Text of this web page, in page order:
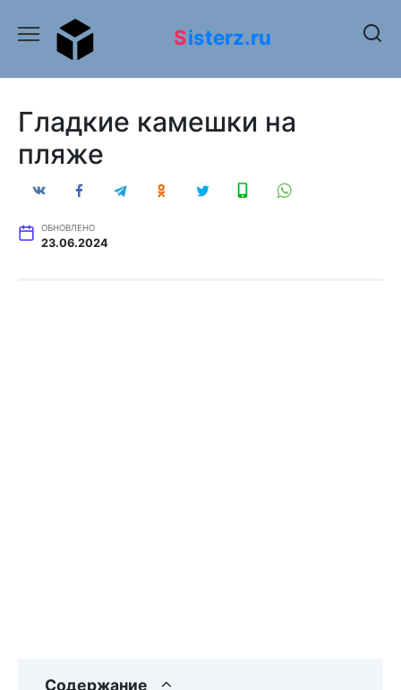
содержанию
Sisterz.ru
Гладкие камешки на
пляже
ОБНОВЛЕНО
23.06.2024
Содержание